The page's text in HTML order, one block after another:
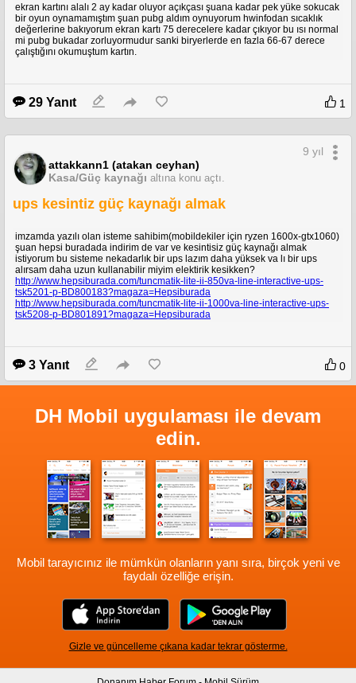
ekran kartını alalı 2 ay kadar oluyor açıkçası şuana kadar pek yüke sokucak
bir oyun oynamamıştım şuan pubg aldım oynuyorum hwinfodan sıcaklık
değerlerine bakıyorum ekran kartı 75 derecelere kadar çıkıyor bu ısı normal
mi pubg bukadar zorluyormudur sanki biryerlerde en fazla 66-67 derece
çalıştığını okumuştum kartın.
29 Yanıt 1
attakkann1 (atakan ceyhan)
Kasa/Güç kaynağı altına konu açtı.
9 yıl
ups kesintiz güç kaynağı almak
imzamda yazılı olan isteme sahibim(mobildekiler için ryzen 1600x-gtx1060)
şuan hepsi buradada indirim de var ve kesintisiz güç kaynağı almak
istiyorum bu sisteme nekadarlık bir ups lazım daha yüksek va lı bir ups
alırsam daha uzun kullanabilir miyim elektirik kesikken?
http://www.hepsiburada.com/tuncmatik-lite-ii-850va-line-interactive-ups-
tsk5201-p-BD800183?magaza=Hepsiburada
http://www.hepsiburada.com/tuncmatik-lite-ii-1000va-line-interactive-ups-
tsk5208-p-BD801891?magaza=Hepsiburada
3 Yanıt 0
DH Mobil uygulaması ile devam
edin.
Mobil tarayıcınız ile mümkün olanların yanı sıra, birçok yeni ve
faydalı özelliğe erişin.
Gizle ve güncelleme çıkana kadar tekrar gösterme.